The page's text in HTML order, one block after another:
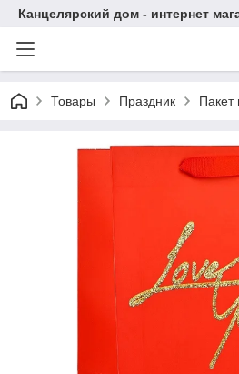
Канцелярский дом - интернет
Товары Праздник Пакет